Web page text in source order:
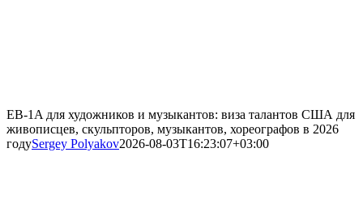
EB-1A для художников и музыкантов: виза талантов США для
живописцев, скульпторов, музыкантов, хореографов в 2026
годуSergey Polyakov2026-08-03T16:23:07+03:00